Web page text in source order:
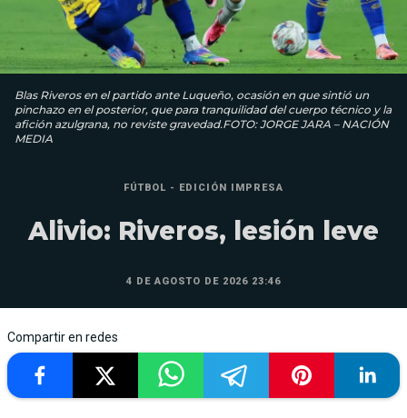
Blas Riveros en el partido ante Luqueño, ocasión en que sintió un
pinchazo en el posterior, que para tranquilidad del cuerpo técnico y la
afición azulgrana, no reviste gravedad.FOTO: JORGE JARA – NACIÓN
MEDIA
FÚTBOL - EDICIÓN IMPRESA
Alivio: Riveros, lesión leve
4 DE AGOSTO DE 2026 23:46
Compartir en redes